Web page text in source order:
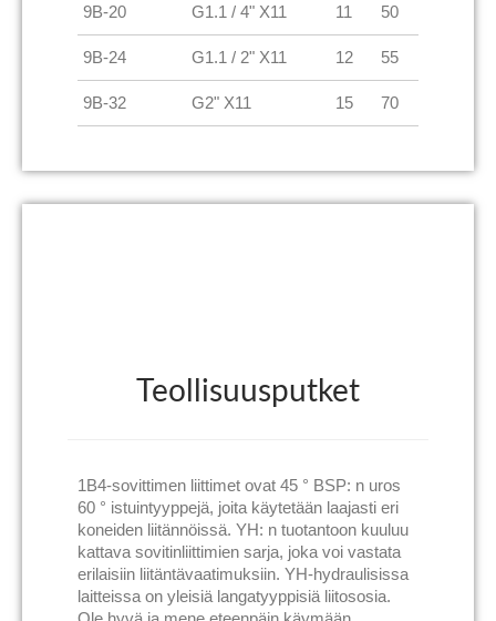
9B-20 G1.1 / 4" X11 11 50
9B-24 G1.1 / 2" X11 12 55
9B-32 G2" X11 15 70
Teollisuusputket
1B4-sovittimen liittimet ovat 45 ° BSP: n uros
60 ° istuintyyppejä, joita käytetään laajasti eri
koneiden liitännöissä. YH: n tuotantoon kuuluu
kattava sovitinliittimien sarja, joka voi vastata
erilaisiin liitäntävaatimuksiin. YH-hydraulisissa
laitteissa on yleisiä langatyyppisiä liitososia.